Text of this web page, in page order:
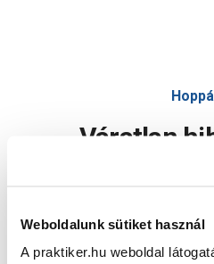
Weboldalunk sütiket használ
A praktiker.hu weboldal
Váratlan
Oldal